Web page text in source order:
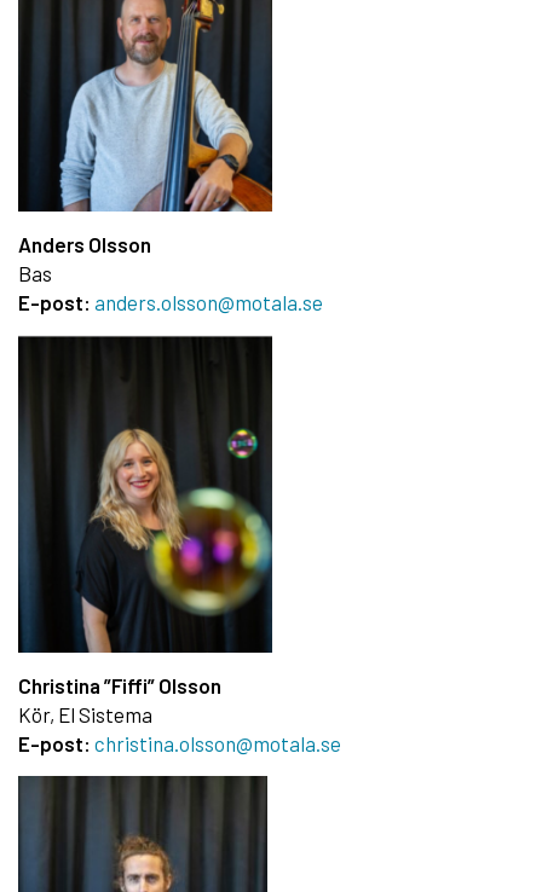
Anders Olsson
Bas
E-post: anders.olsson@motala.se
Christina ”Fiffi” Olsson
Kör, El Sistema
E-post: christina.olsson@motala.se